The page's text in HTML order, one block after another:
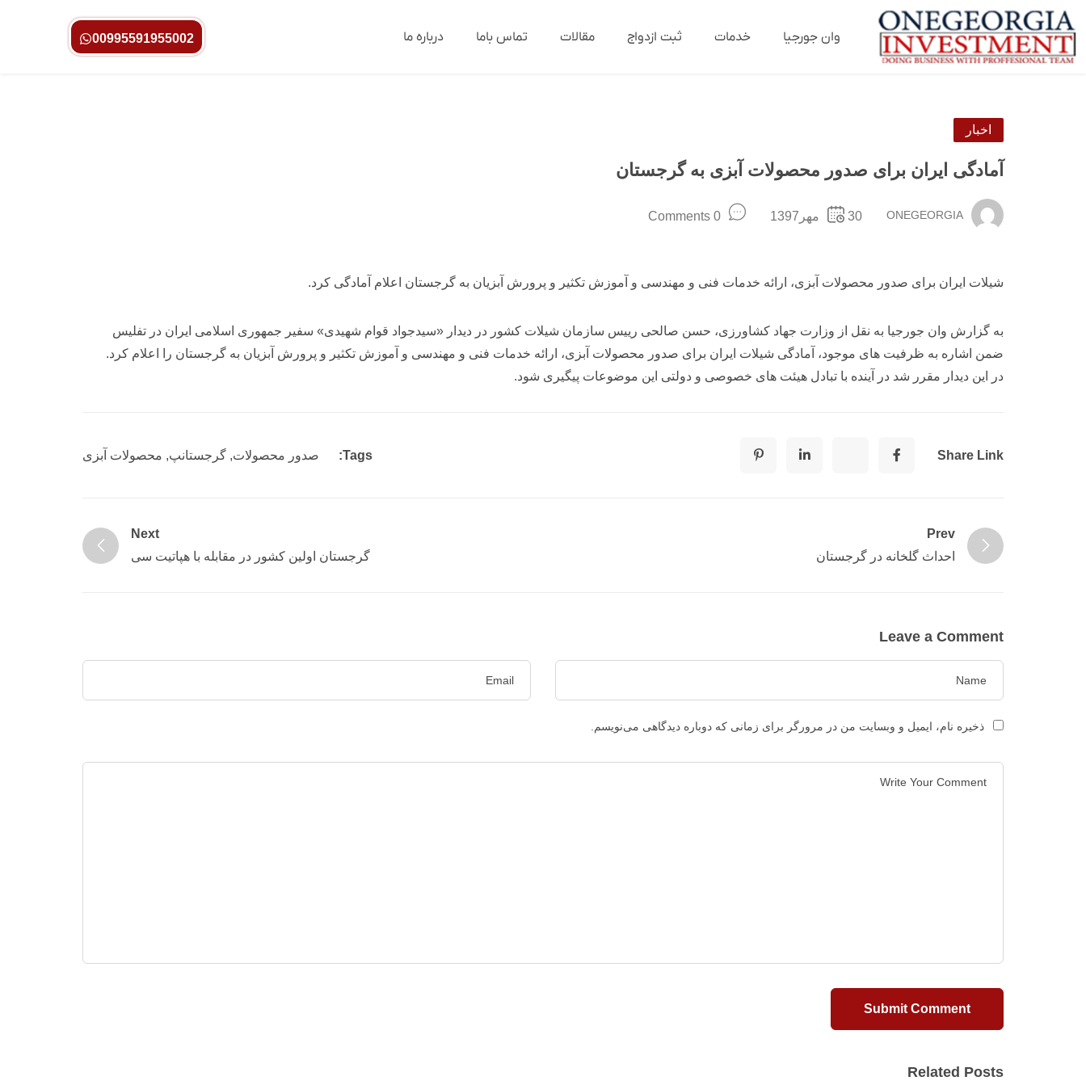
وان جورجیا خدمات ثبت ازدواج مقالات تماس باما درباره ما 00995591955002
اخبار
آمادگی ایران برای صدور محصولات آبزی به گرجستان
ONEGEORGIA 30مهر1397 0 Comments
شیلات ایران برای صدور محصولات آبزی، ارائه خدمات فنی و مهندسی و آموزش تکثیر و پرورش آبزیان به گرجستان اعلام آمادگی کرد.
به گزارش وان جورجیا به نقل از وزارت جهاد کشاورزی، حسن صالحی رییس سازمان شیلات کشور در دیدار «سیدجواد قوام شهیدی» سفیر جمهوری اسلامی ایران در تفلیس
ضمن اشاره به ظرفیت های موجود، آمادگی شیلات ایران برای صدور محصولات آبزی، ارائه خدمات فنی و مهندسی و آموزش تکثیر و پرورش آبزیان به گرجستان را اعلام کرد.
در این دیدار مقرر شد در آینده با تبادل هیئت های خصوصی و دولتی این موضوعات پیگیری شود.
Share Link
Tags: صدور محصولات, گرجستانپ, محصولات آبزی
Prev
احداث گلخانه در گرجستان
Next
گرجستان اولین کشور در مقابله با هپاتیت سی
Leave a Comment
ذخیره نام، ایمیل و وبسایت من در مرورگر برای زمانی که دوباره دیدگاهی می‌نویسم.
Related Posts